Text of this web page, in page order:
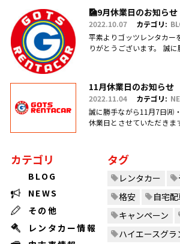
🎑9月休業日のお知らせ
2022.10.07 カテゴリ:
平素よりゴッツレンタカー
りがとうございます。 誠
11月休業日のお知らせ
2022.11.04 カテゴリ:
誠に勝手ながら11月7日㈪
休業日とさせていただきま
カテゴリ
BLOG
NEWS
その他
レンタカー情報
タグ
レンタカー
格安
自宅
キャンペーン
ハイエースグ